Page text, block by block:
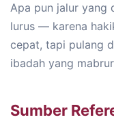
Apa pun jalur yang
lurus — karena
cepat, tapi pulang
ibadah yang
Sumber